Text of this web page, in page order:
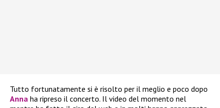
Tutto fortunatamente si è risolto per il meglio e poco dopo
Anna ha ripreso il concerto. Il video del momento nel